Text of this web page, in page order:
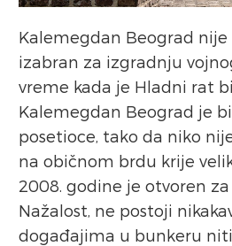
Kalemegdan Beograd nije
izabran za izgradnju
vreme kada je Hladni rat
Kalemegdan Beograd je
posetioce, tako da niko
na običnom brdu krije
2008. godine je otvoren
Nažalost, ne postoji
događajima u bunkeru